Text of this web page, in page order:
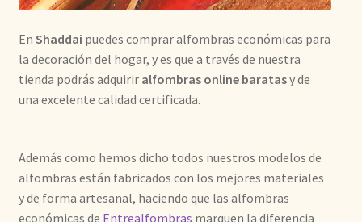
Kilim
Redondas
Vintage
Pasillo
En Shaddai puedes comprar alfombras económicas para
la decoración del hogar, y es que a través de nuestra
tienda podrás adquirir alfombras online baratasy de
una excelente calidad certificada.
Además como hemos dicho todos nuestros modelos de
alfombras están fabricados con los mejores materiales
y de forma artesanal, haciendo que las alfombras
económicas de Entrealfombras marquen la diferencia